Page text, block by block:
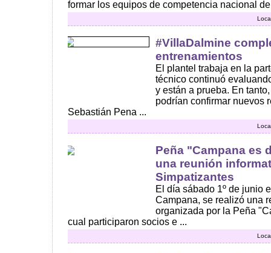
formar los equipos de competencia nacional
#VillaDalmine
entrenamientos
El plantel trabaja en la
técnico continuó
y están a prueba. En
podrían confirmar nuevos
Sebastián Pena ...
Peña "Campana es
una reunión
Simpatizantes
El día sábado 1º de junio
Campana, se realizó una
organizada por la Peña
cual participaron socios e ...